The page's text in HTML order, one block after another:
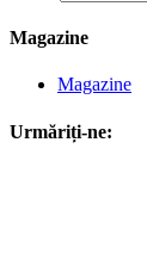
Magazine
Magazine
Urmăriți-ne: